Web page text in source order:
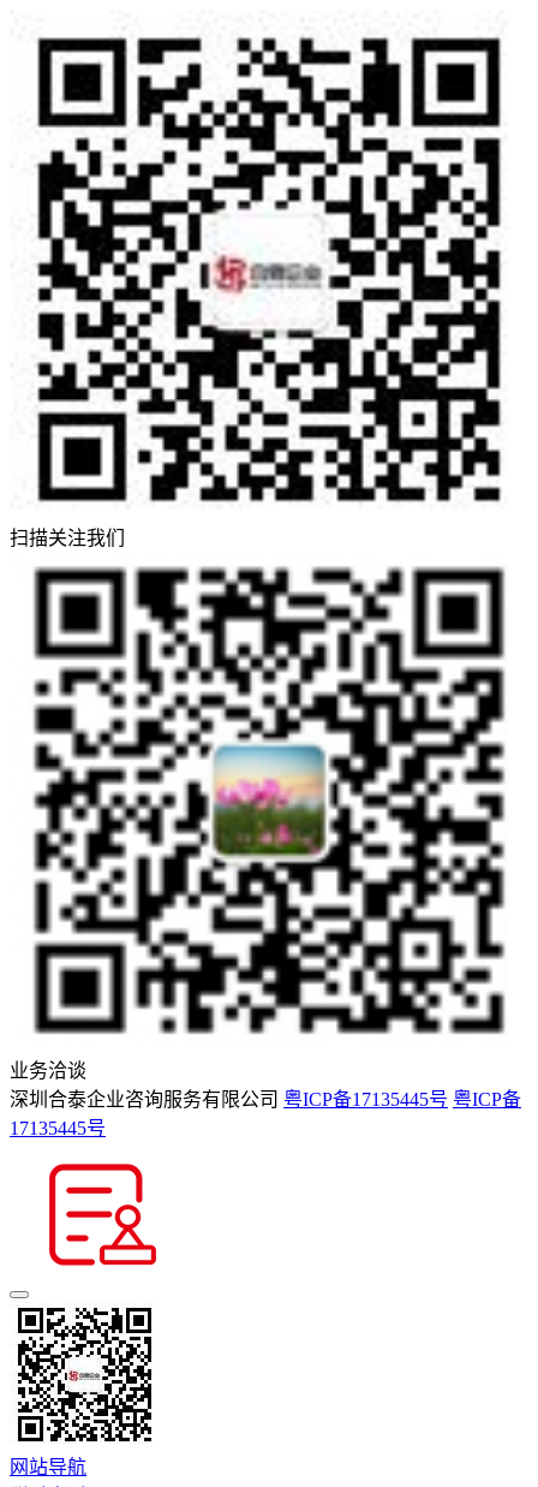
扫描关注我们
业务洽谈
深圳合泰企业咨询服务有限公司 粤ICP备17135445号 粤ICP备
17135445号
网站导航